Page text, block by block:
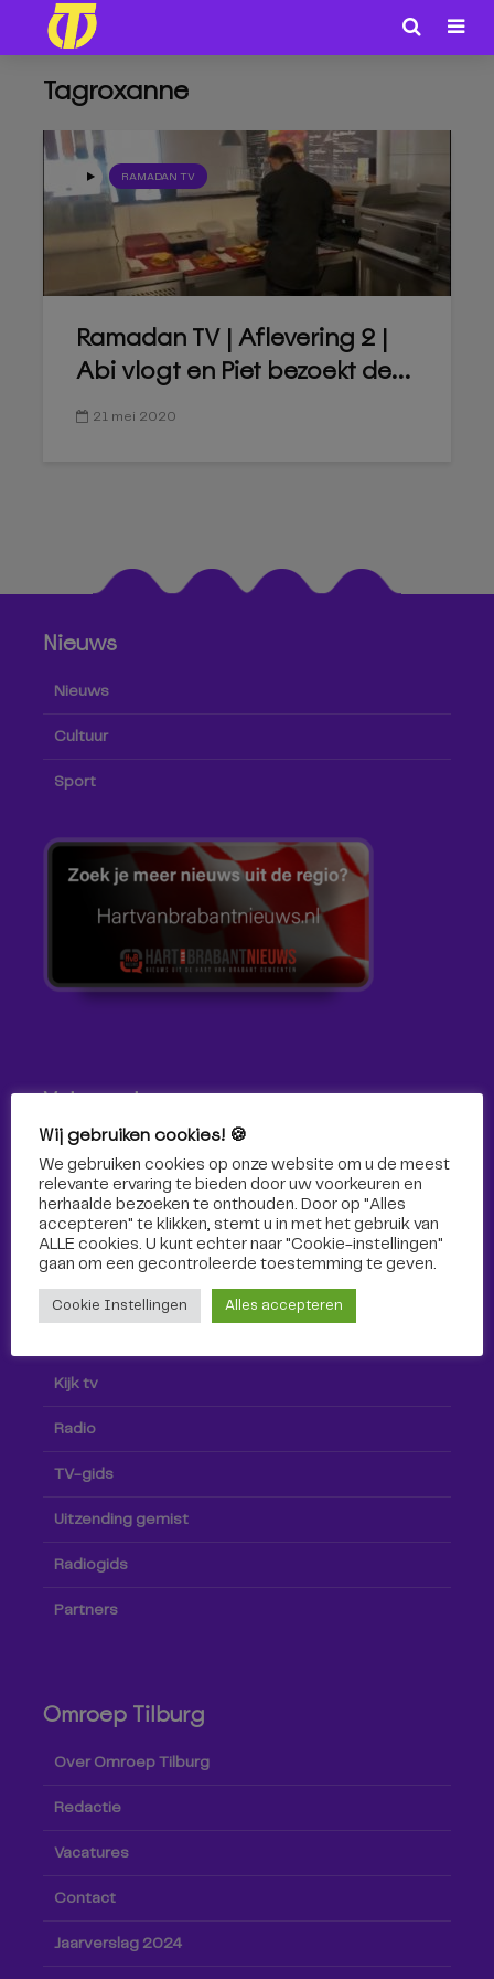
Tagroxanne
RAMADAN TV
Ramadan TV | Aflevering 2 |
Abi vlogt en Piet bezoekt de...
21 mei 2020
Nieuws
Nieuws
Cultuur
Sport
Volg ons!
Volg Omroep Tilburg niet alleen hier, maar ook via social
media!
Kijk tv
Radio
TV-gids
Uitzending gemist
Radiogids
Partners
Omroep Tilburg
Over Omroep Tilburg
Redactie
Vacatures
Contact
Jaarverslag 2024
Wij gebruiken cookies! 🍪
We gebruiken cookies op onze website om u de meest
relevante ervaring te bieden door uw voorkeuren en
herhaalde bezoeken te onthouden. Door op "Alles
accepteren" te klikken, stemt u in met het gebruik van
ALLE cookies. U kunt echter naar "Cookie-instellingen"
gaan om een ​​gecontroleerde toestemming te geven.
Cookie Instellingen Alles accepteren